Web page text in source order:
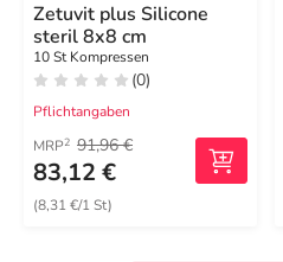
Zetuvit plus Silicone
steril 8x8 cm
10 St Kompressen
(0)
Pflichtangaben
MRP2 91,96 €
83,12 €
(8,31 €/1 St)